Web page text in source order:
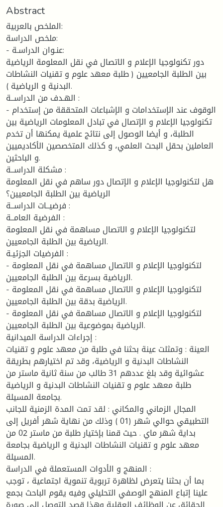
Abstract
الملخص بالعربية:
ملخص الدراسة:
- عنـوان الدراسـة:
دور تكنولوجيا الإعلام و الاتصال في نقل المعلومة الرياضية
بين الطلبة الجامعيين ( طلبة معهد علوم و تقنيات النشاطات
البدنية و الرياضية ).
الهـدف من الدراســة :
- الوقوف عند الإستخدامات و الإشباعات المتحققة من إستخدام
تكنولوجيا الإعلام و الإتصال في تبادل المعلومات الرياضية بين
الطلبة، و أيضا الوصول إلى نتائج علمية يمكنها أن تخدم
العاملين بحقل البحث العلمي، و كذلك المتخصصين الأكاديميين
و الباحثين.
مشكلة الدراســة :
هل لتكنولوجيا الإعلام و الإتصال دور ساهم في نقل المعلومة
الرياضية بين الطلبة الجامعيين؟
فرضيــات الدراســة :
الفرضية العامــة :
لتكنولوجيا الإعلام و الاتصال مساهمة في نقل المعلومة
الرياضية بين الطلبة الجامعيين.
الفرضيات الجزئيـة :
- لتكنولوجيا الإعلام و الاتصال مساهمة في نقل المعلومة
الرياضية بسرعة بين الطلبة الجامعيين.
- لتكنولوجيا الإعلام و الاتصال مساهمة في نقل المعلومة
الرياضية بدقة بين الطلبة الجامعيين.
- لتكنولوجيا الإعلام و الاتصال مساهمة في نقل المعلومة
الرياضية بموضوعية بين الطلبة الجامعيين.
إجراءات الدراسة الميدانية :
العينة : وتمثلت عينة بحثنا في طلبة من معهد علوم و تقنيات
النشاطات البدنية و الرياضية، وقد تم اختيارهم بطريقة
عشوائية وقد بلغ عددهم 31 طالب من سنة ثانية ماستر من
طلبة معهد علوم و تقنيات النشاطات البدنية و الرياضية
بجامعة المسيلة.
المجال الزماني والمكاني : لقد تمت المدة الزمنية للجانب
التطبيقي حوالي شهر (01 ) وذلك من نهاية شهر أفريل إلى
بداية شهر ماي . حيث قمنا بإختيار طلبة من ماستر 02 من
معهد علوم و تقنيات النشاطات البدنية و الرياضية بجامعة
المسيلة.
المنهج و الأدوات المستعملة في الدراسة :
بما أن بحثنا يتعرض لظاهرة تربوية تنموية اجتماعية ، توجب
علينا إتباع المنهج الوصفي التحليلي وفيه يقوم الباحث بجمع